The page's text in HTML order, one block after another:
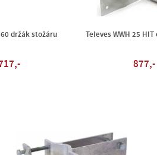
60 držák stožáru Televes WWH 25
877,-